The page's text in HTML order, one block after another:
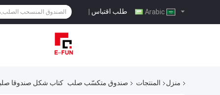
طلب اقتباس |
منزل المنتجات صندوق متكسّب صلب كتاب شكل صندوقا